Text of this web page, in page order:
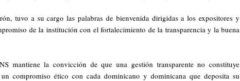
tuvo a su cargo las palabras de bienvenida dirigidas a los expositores y
de la institución con el fortalecimiento de la transparencia y la buena
mantiene la convicción de que una gestión transparente no constituye
compromiso ético con cada dominicano y dominicana que deposita su